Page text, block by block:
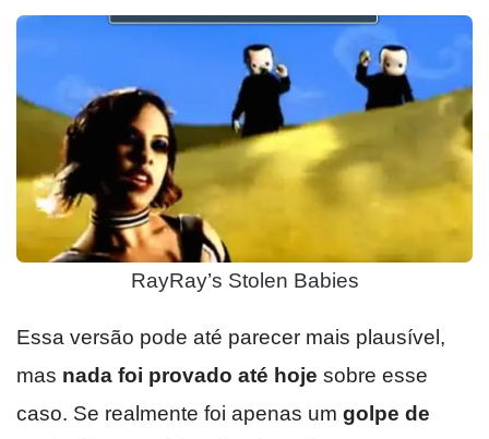
RayRay’s Stolen Babies
Essa versão pode até parecer mais plausível,
mas nada foi provado até hoje sobre esse
caso. Se realmente foi apenas um golpe de